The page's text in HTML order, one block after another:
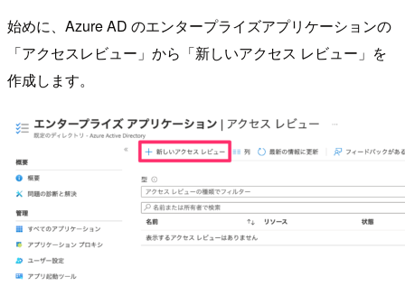
始めに、Azure AD のエンタープライズアプリケーションの
「アクセスレビュー」から「新しいアクセス レビュー」を
作成します。